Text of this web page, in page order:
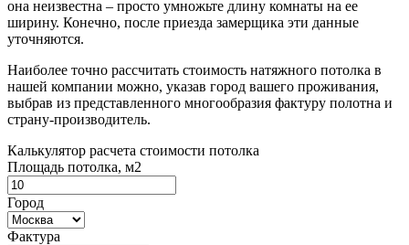
она неизвестна – просто умножьте длину комнаты на ее
ширину. Конечно, после приезда замерщика эти данные
уточняются.
Наиболее точно рассчитать стоимость натяжного потолка в
нашей компании можно, указав город вашего проживания,
выбрав из представленного многообразия фактуру полотна и
страну-производитель.
Калькулятор расчета стоимости потолка
Площадь потолка, м2
Город
Фактура